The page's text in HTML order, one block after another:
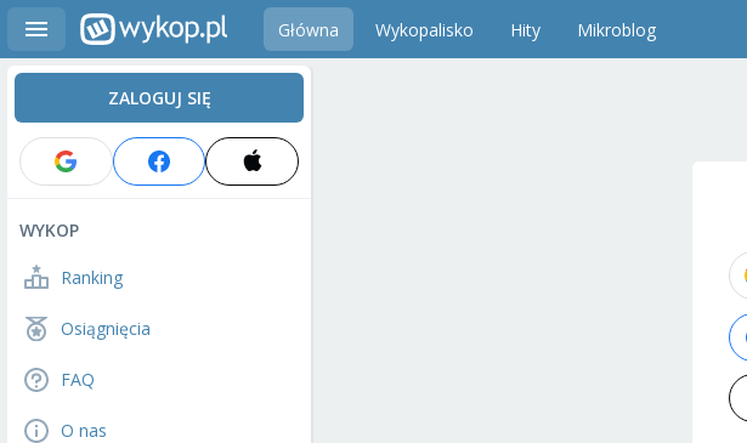
Główna Wykopalisko Hity Mikroblog
ZALOGUJ SIĘ
WYKOP
Ranking
Osiągnięcia
FAQ
O nas